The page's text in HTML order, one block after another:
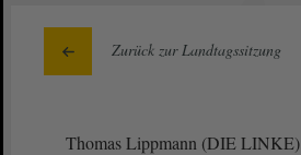
Zurück zur Landtagssitzung
Thomas Lippmann (DIE